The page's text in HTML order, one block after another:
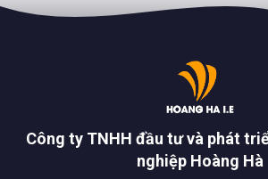
Công ty TNHH đầu tư và phát
nghiệp Hoàng Hà